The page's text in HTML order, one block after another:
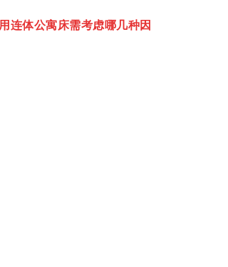
连体公寓床需考虑哪几种因